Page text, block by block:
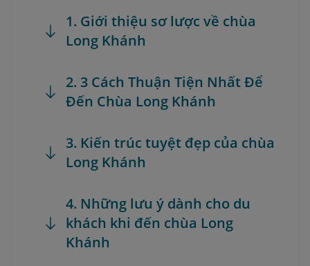
1. Giới thiệu sơ lược về chùa
Long Khánh
2. 3 Cách Thuận Tiện Nhất Để
Đến Chùa Long Khánh
3. Kiến trúc tuyệt đẹp của chùa
Long Khánh
4. Những lưu ý dành cho du
khách khi đến chùa Long
Khánh